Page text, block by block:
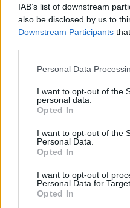
IAB’s list of downstream
also be disclosed by us to
Downstream Participants
Please note that this
not limited to your visit or
grant or deny consent to
use your data for below
consent section.
Personal Data
I want to opt-out of the
personal data.
Opted In
I want to opt-out of the
Personal Data.
Opted In
I want to opt-out of
Personal Data for
Opted In
Ajánlott bejegyzések: